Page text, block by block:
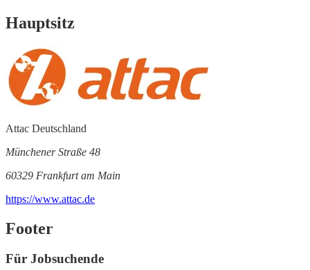
Hauptsitz
Attac Deutschland
Münchener Straße 48
60329 Frankfurt am Main
https://www.attac.de
Footer
Für Jobsuchende